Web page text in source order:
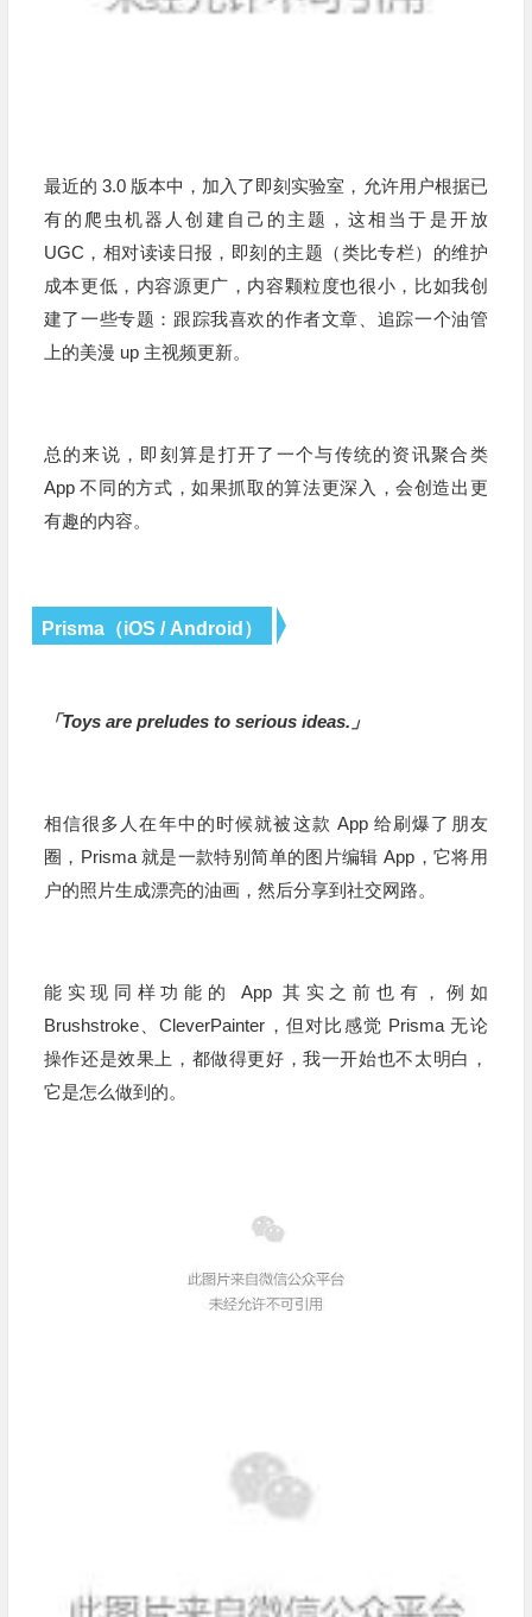
最近的 3.0 版本中，加入了即刻实验室，允许用户根据已
有的爬虫机器人创建自己的主题，这相当于是开放
UGC，相对读读日报，即刻的主题（类比专栏）的维护
成本更低，内容源更广，内容颗粒度也很小，比如我创
建了一些专题：跟踪我喜欢的作者文章、追踪一个油管
上的美漫 up 主视频更新。
总的来说，即刻算是打开了一个与传统的资讯聚合类
App 不同的方式，如果抓取的算法更深入，会创造出更
有趣的内容。
Prisma（iOS / Android）
「Toys are preludes to serious ideas.」
相信很多人在年中的时候就被这款 App 给刷爆了朋友
圈，Prisma 就是一款特别简单的图片编辑App ，它将用
户的照片生成漂亮的油画，然后分享到社交网路。
能实现同样功能的App 其实之前也有，例如
Brushstroke、CleverPainter，但对比感觉 Prisma 无论
操作还是效果上，都做得更好，我一开始也不太明白，
它是怎么做到的。